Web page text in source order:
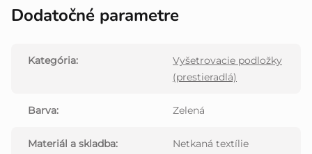
Dodatočné parametre
Kategória:
Vyšetrovacie podložky
(prestieradlá)
Barva: Zelená
Materiál a skladba: Netkaná textílie